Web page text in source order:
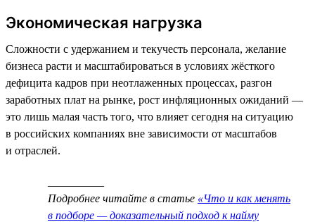
Экономическая нагрузка
Сложности с удержанием и текучесть персонала, желание
бизнеса расти и масштабироваться в условиях жёсткого
дефицита кадров при неотлаженных процессах, разгон
заработных плат на рынке, рост инфляционных ожиданий —
это лишь малая часть того, что влияет сегодня на ситуацию
в российских компаниях вне зависимости от масштабов
и отраслей.
Подробнее читайте в статье «Что и как менять
в подборе — доказательный подход к найму